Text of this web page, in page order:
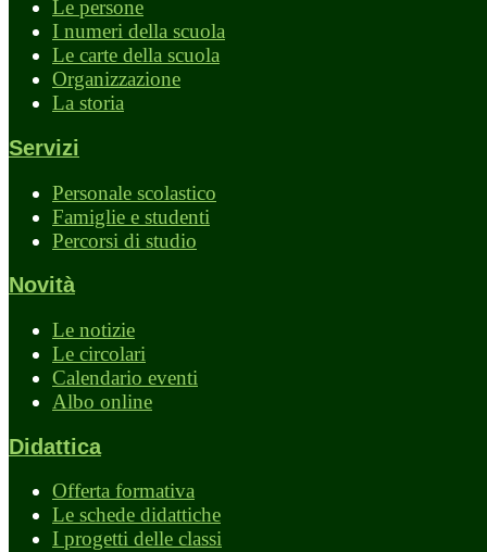
Le persone
I numeri della scuola
Le carte della scuola
Organizzazione
La storia
Servizi
Personale scolastico
Famiglie e studenti
Percorsi di studio
Novità
Le notizie
Le circolari
Calendario eventi
Albo online
Didattica
Offerta formativa
Le schede didattiche
I progetti delle classi